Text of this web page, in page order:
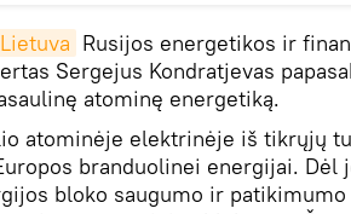
Rusijos energetikos ir
Sergejus Kondratjevas
atominę energetiką.
atominėje elektrinėje iš tikrųjų
branduolinei energijai. Dėl
bloko saugumo ir